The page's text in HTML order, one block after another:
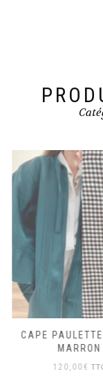
CAPE
MARRON
120,00 € TTC